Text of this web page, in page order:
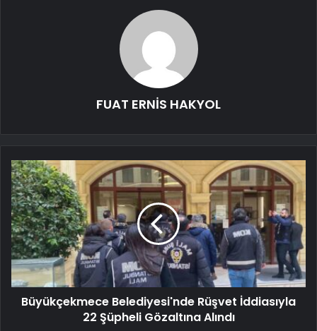
FUAT ERNİS HAKYOL
Büyükçekmece Belediyesi'nde Rüşvet İddiasıyla
22 Şüpheli Gözaltına Alındı